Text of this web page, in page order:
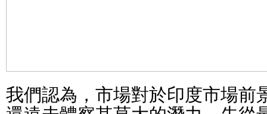
我們認為，市場對於印度市場前